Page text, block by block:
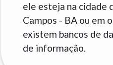
ele esteja na cidade
Campos - BA ou em
existem bancos de
de informação.